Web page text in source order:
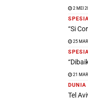
2 MEI
“Si
25
21
DUNIA
Tel